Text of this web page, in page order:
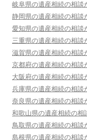
岐阜県の遺産相続の相談
静岡県の遺産相続の相談
愛知県の遺産相続の相談
三重県の遺産相続の相談
滋賀県の遺産相続の相談
京都府の遺産相続の相談
大阪府の遺産相続の相談
兵庫県の遺産相続の相談
奈良県の遺産相続の相談
和歌山県の遺産相続の相
鳥取県の遺産相続の相談
島根県の遺産相続の相談